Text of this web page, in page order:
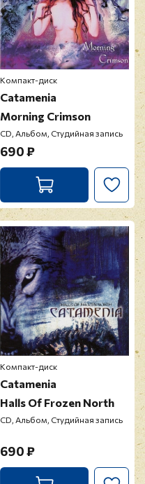
Компакт-диск
Catamenia
Morning Crimson
CD, Альбом, Студийная запись
690 ₽
Компакт-диск
Catamenia
Halls Of Frozen North
CD, Альбом, Студийная запись
690 ₽